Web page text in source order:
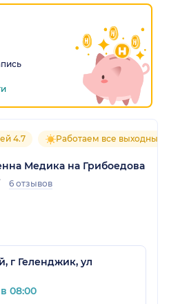
4.7 Работаем все выходные
Медика на Грибоедова
6 отзывов
г Геленджик, ул
08:00